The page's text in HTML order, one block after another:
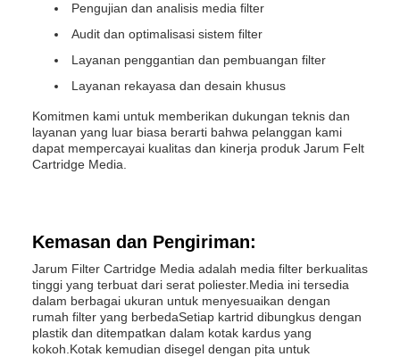
Pengujian dan analisis media filter
Audit dan optimalisasi sistem filter
Layanan penggantian dan pembuangan filter
Layanan rekayasa dan desain khusus
Komitmen kami untuk memberikan dukungan teknis dan
layanan yang luar biasa berarti bahwa pelanggan kami
dapat mempercayai kualitas dan kinerja produk Jarum Felt
Cartridge Media.
Kemasan dan Pengiriman:
Jarum Filter Cartridge Media adalah media filter berkualitas
tinggi yang terbuat dari serat poliester.Media ini tersedia
dalam berbagai ukuran untuk menyesuaikan dengan
rumah filter yang berbedaSetiap kartrid dibungkus dengan
plastik dan ditempatkan dalam kotak kardus yang
kokoh.Kotak kemudian disegel dengan pita untuk